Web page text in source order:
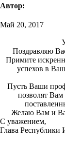
Автор:
Май 20, 2017
Поздравляю
Примите
успехов в
Пусть Ваши
позволят
Желаю Вам и
С уважением,
Глава
Ю.Б.